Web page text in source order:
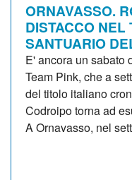
ORNAVASSO.
DISTACCO
SANTUARIO
E' ancora un sabato
Team Pink, che a
del titolo italiano
Codroipo torna ad
A Ornavasso, nel